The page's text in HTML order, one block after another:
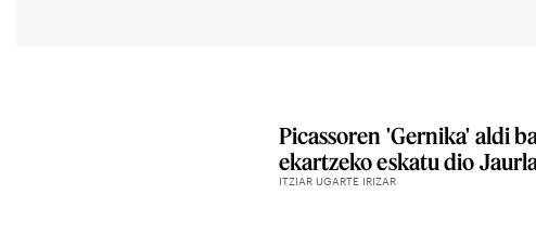
Picassoren 'Gernika' aldi
ekartzeko eskatu dio
ITZIAR UGARTE IRIZAR